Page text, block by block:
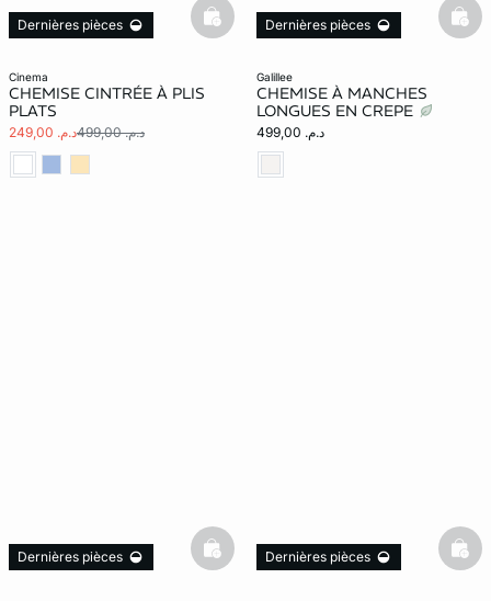
cinema
CHEMISE CINTRÉE À PLIS
PLATS
د.م. 249,00 د.م. 499,00
Dernières pièces basketfull
galillee
CHEMISE À MANCHES
LONGUES EN CREPE
د.م. 499,00
Dernières pièces
Dernières pièces basketfullDernières pièces